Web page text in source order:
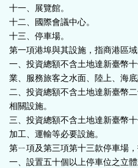
十一、展覽館。
十二、國際會議中心。
十三、停車場。
第一項港埠與其設施，指商港區
一、投資總額不含土地達新臺幣
業、服務旅客之水面、陸上、海底
二、投資總額不含土地達新臺幣
相關設施。
三、投資總額不含土地達新臺幣
加工、運輸等必要設施。
第ㄧ項及第三項第十三款停車場
一、設置五十個以上停車位之立體